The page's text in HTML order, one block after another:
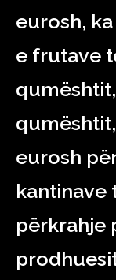
eurosh,
e frutave
eurosh
kantinave
përkrahje